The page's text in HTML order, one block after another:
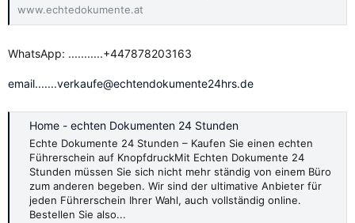
www.echtedokumente.at
WhatsApp: ...........+447878203163
email.......verkaufe@echtendokumente24hrs.de
Home - echten Dokumenten 24 Stunden
Echte Dokumente 24 Stunden – Kaufen Sie einen echten
Führerschein auf KnopfdruckMit Echten Dokumente 24
Stunden müssen Sie sich nicht mehr ständig von einem Büro
zum anderen begeben. Wir sind der ultimative Anbieter für
jeden Führerschein Ihrer Wahl, auch vollständig online.
Bestellen Sie also...